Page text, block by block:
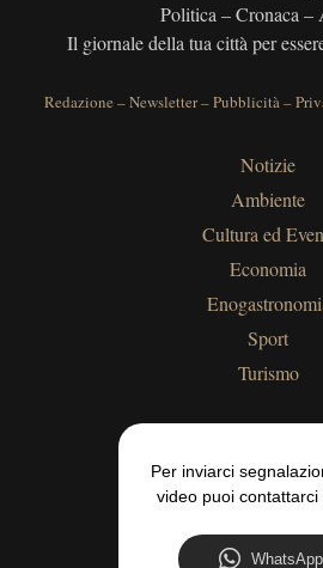
Politica – Cronaca –
Il giornale della tua città per
Redazione –Newsletter–Pubblicità–
Notizie
Ambiente
Cultura ed
Economia
Sport
Turismo
Per inviarci
video puoi contattarci
WhatsApp